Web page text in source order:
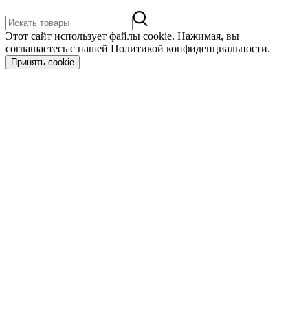
Этот сайт использует файлы cookie. Нажимая, вы
соглашаетесь с нашей Политикой конфиденциальности.
Принять cookie